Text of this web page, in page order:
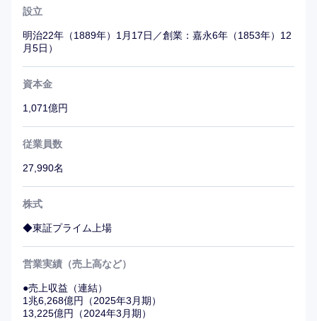
設立
明治22年（1889年）1月17日／創業：嘉永6年（1853年）12
月5日）
資本金
1,071億円
従業員数
27,990名
株式
◆東証プライム上場
営業実績（売上高など）
●売上収益（連結）
1兆6,268億円（2025年3月期）
13,225億円（2024年3月期）